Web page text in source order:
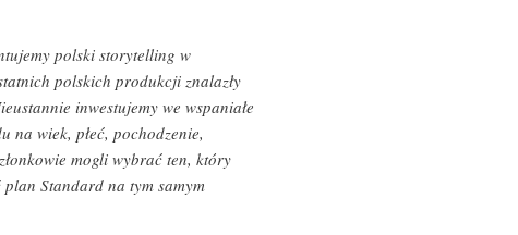
polski storytelling w
polskich produkcji znalazły
inwestujemy we wspaniałe
na wiek, płeć, pochodzenie,
mogli wybrać ten, który
Standard na tym samym